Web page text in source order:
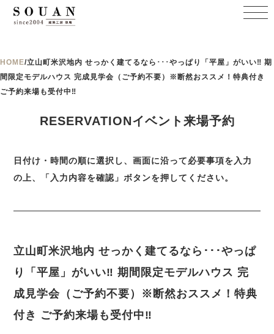
HOME/立山町米沢地内 せっかく建てるなら･･･やっぱり「平屋」がいい‼ 期
間限定モデルハウス 完成見学会（ご予約不要）※断然おススメ！特典付き
ご予約来場も受付中‼
RESERVATIONイベント来場予約
日付け・時間の順に選択し、画面に沿って必要事項を入力
の上、「入力内容を確認」ボタンを押してください。
立山町米沢地内 せっかく建てるなら･･･やっぱ
り「平屋」がいい‼ 期間限定モデルハウス 完
成見学会（ご予約不要）※断然おススメ！特典
付き ご予約来場も受付中‼